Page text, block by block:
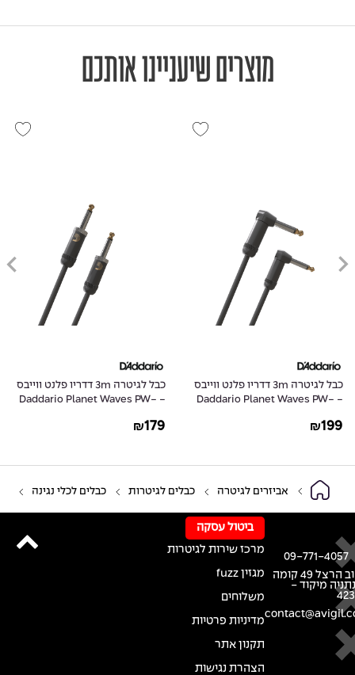
מוצרים שיעניינו אותכם
כבל לגיטרה 3m דדריו פלנט ווייבס
- Daddario Planet Waves PW-
₪199
כבל לגיטרה 3m דדריו פלנט ווייבס
- Daddario Planet Waves PW-
₪179
אביזרים לגיטרה כבלים לגיטרות כבלים לכלי נגינה
רחוב הרצל 49 קומה
מיקוד -
09-771-4057
ביטול עסקה
מרכז שירות לגיטרות
מגזין fuzz
משלוחים
מדיניות פרטיות
תקנון אתר
הצהרת נגישות